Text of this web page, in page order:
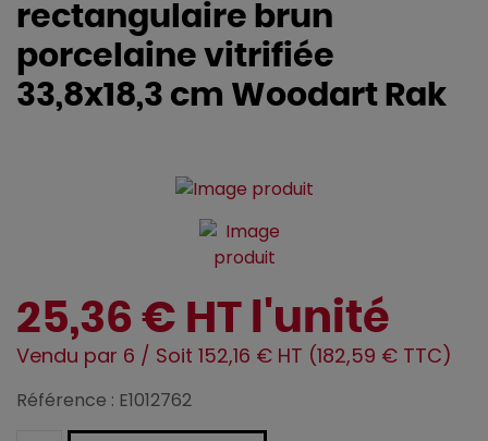
rectangulaire brun
porcelaine vitrifiée
33,8x18,3 cm Woodart Rak
25,36 € HT l'unité
Vendu par 6 / Soit 152,16 € HT (182,59 € TTC)
Référence : E1012762